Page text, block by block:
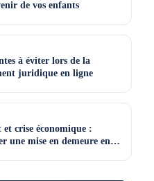
de vos enfants
à éviter lors de la
juridique en ligne
crise économique :
une mise en demeure en